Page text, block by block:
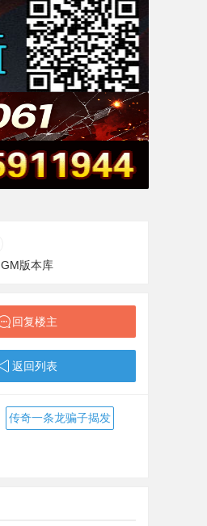
GM版本库
回复楼主
返回列表
传奇一条龙骗子揭发